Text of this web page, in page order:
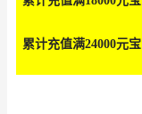
累计充值满24000元宝